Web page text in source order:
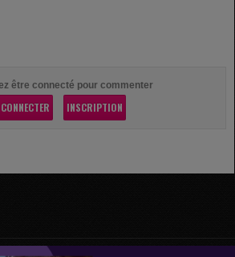
être connecté pour commenter
INSCRIPTION